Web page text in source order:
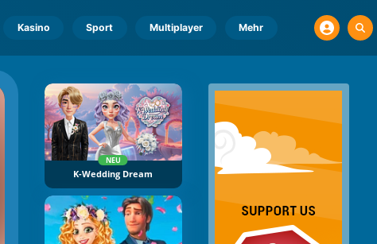
Kasino Sport Multiplayer Mehr
NEU
K-Wedding Dream